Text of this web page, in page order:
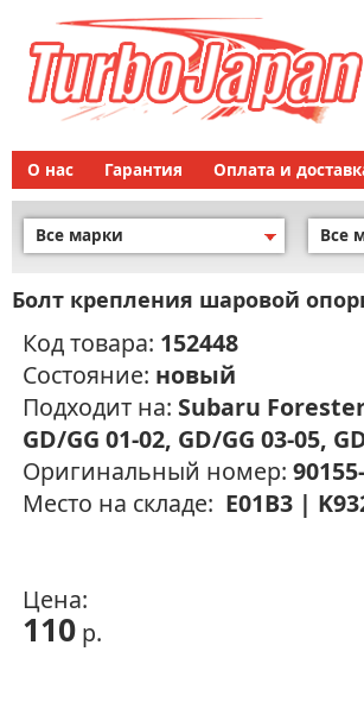
О нас Гарантия Оплата и
Все марки Все
Болт крепления шаровой
Код товара: 152448
Состояние: новый
Подходит на: Subaru
GD/GG 01-02, GD/GG 03-05,
Оригинальный номер:
Место на складе: E01B3 |
Цена:
110 р.